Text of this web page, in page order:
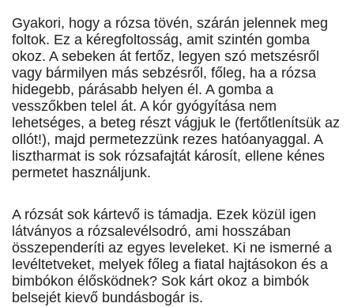
Gyakori, hogy a rózsa tövén, szárán jelennek meg
foltok. Ez a kéregfoltosság, amit szintén gomba
okoz. A sebeken át fertőz, legyen szó metszésről
vagy bármilyen más sebzésről, főleg, ha a rózsa
hidegebb, párásabb helyen él. A gomba a
vesszőkben telel át. A kór gyógyítása nem
lehetséges, a beteg részt vágjuk le (fertőtlenítsük az
ollót!), majd permetezzünk rezes hatóanyaggal. A
lisztharmat is sok rózsafajtát károsít, ellene kénes
permetet használjunk.
A rózsát sok kártevő is támadja. Ezek közül igen
látványos a rózsalevélsodró, ami hosszában
összependeríti az egyes leveleket. Ki ne ismerné a
levéltetveket, melyek főleg a fiatal hajtásokon és a
bimbókon élősködnek? Sok kárt okoz a bimbók
belsejét kievő bundásbogár is.